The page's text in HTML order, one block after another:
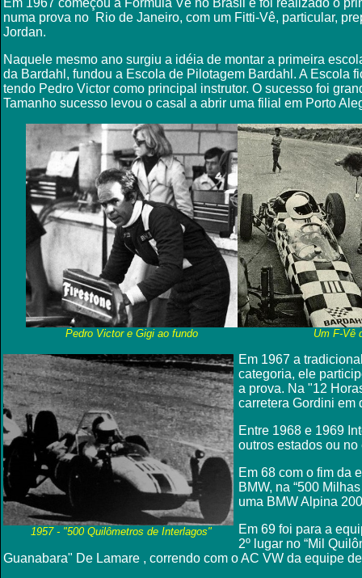
Em 1967 começou a Fórmula Vê no Brasil e foi realizado o
numa prova no Rio de Janeiro, com um Fitti-Vê, particular,
Jordan.
Naquele mesmo ano surgiu a idéia de montar a primeira
da Bardahl, fundou a Escola de Pilotagem Bardahl. A Escola
tendo Pedro Victor como principal instrutor. O sucesso foi
Tamanho sucesso levou o casal a abrir uma filial em Porto
Pedro Victor e Gigi ao fundo Um F-Vê
1957 - "500 Quilômetros de Interlagos"
Em 1967 a
categoria, ele
a prova. Na "12
carretera Gordini em
Entre 1968 e 1969
outros estados ou no
Em 68 com o fim da
BMW, na “500
uma BMW Alpina
Em 69 foi para a
2º lugar no “Mil
Guanabara" De Lamare , correndo com o AC VW da equipe